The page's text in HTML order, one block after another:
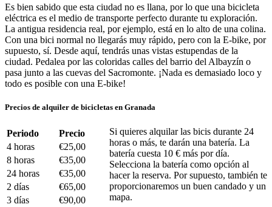
Es bien sabido que esta ciudad no es llana, por lo que una bicicleta
eléctrica es el medio de transporte perfecto durante tu exploración.
La antigua residencia real, por ejemplo, está en lo alto de una colina.
Con una bici normal no llegarás muy rápido, pero con la E-bike, por
supuesto, sí. Desde aquí, tendrás unas vistas estupendas de la
ciudad. Pedalea por las coloridas calles del barrio del Albayzín o
pasa junto a las cuevas del Sacromonte. ¡Nada es demasiado loco y
todo es posible con una E-bike!
Precios de alquiler de bicicletas en Granada
Periodo
Precio
4 horas
€25,00
8 horas
€35,00
24 horas
€35,00
2 días
€65,00
3 días
€90,00
Si quieres alquilar las bicis durante 24
horas o más, te darán una batería. La
batería cuesta 10 € más por día.
Selecciona la batería como opción al
hacer la reserva. Por supuesto, también te
proporcionaremos un buen candado y un
mapa.